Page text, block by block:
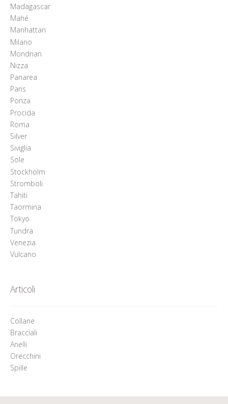
Madagascar
Mahé
Manhattan
Milano
Mondrian
Nizza
Panarea
Paris
Ponza
Procida
Roma
Silver
Siviglia
Sole
Stockholm
Stromboli
Tahiti
Taormina
Tokyo
Tundra
Venezia
Vulcano
Articoli
Collane
Bracciali
Anelli
Orecchini
Spille